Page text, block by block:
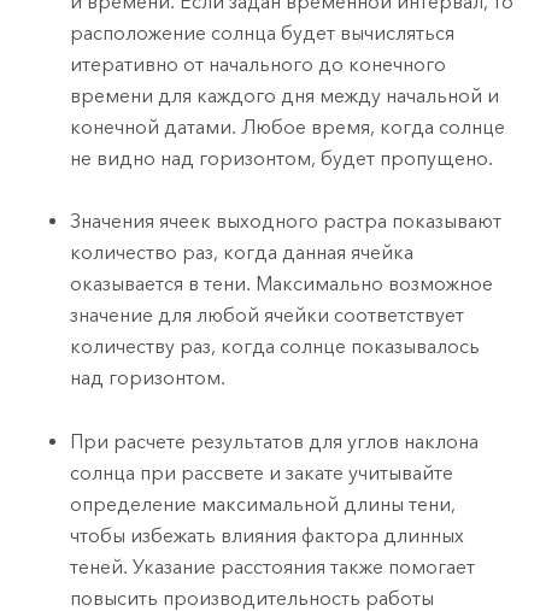
расположение солнца будет вычисляться
итеративно от начального до конечного
времени для каждого дня между начальной и
конечной датами. Любое время, когда солнце
не видно над горизонтом, будет пропущено.
Значения ячеек выходного растра показывают
количество раз, когда данная ячейка
оказывается в тени. Максимально возможное
значение для любой ячейки соответствует
количеству раз, когда солнце показывалось
над горизонтом.
При расчете результатов для углов наклона
солнца при рассвете и закате учитывайте
определение максимальной длины тени,
чтобы избежать влияния фактора длинных
теней. Указание расстояния также помогает
повысить производительность работы